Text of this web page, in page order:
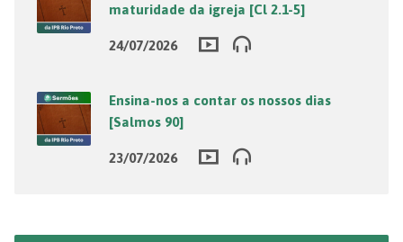
maturidade da igreja [Cl 2.1-5]
24/07/2026
Ensina-nos a contar os nossos dias
[Salmos 90]
23/07/2026